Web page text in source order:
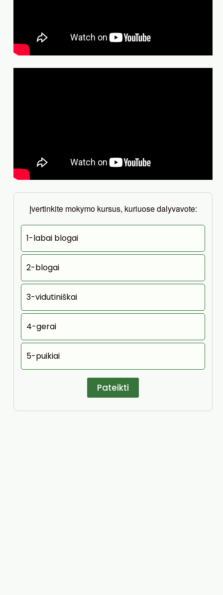
Įvertinkite mokymo kursus, kuriuose dalyvavote:
1-labai blogai
2-blogai
3-vidutiniškai
4-gerai
5-puikiai